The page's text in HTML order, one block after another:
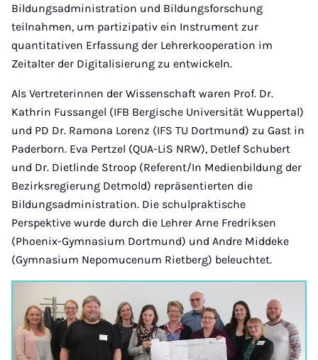
Bildungsadministration und Bildungsforschung
teilnahmen, um partizipativ ein Instrument zur
quantitativen Erfassung der Lehrerkooperation im
Zeitalter der Digitalisierung zu entwickeln.
Als Vertreterinnen der Wissenschaft waren Prof. Dr.
Kathrin Fussangel (IFB Bergische Universität Wuppertal)
und PD Dr. Ramona Lorenz (IFS TU Dortmund) zu Gast in
Paderborn. Eva Pertzel (QUA-LiS NRW), Detlef Schubert
und Dr. Dietlinde Stroop (Referent/In Medienbildung der
Bezirksregierung Detmold) repräsentierten die
Bildungsadministration. Die schulpraktische
Perspektive wurde durch die Lehrer Arne Fredriksen
(Phoenix-Gymnasium Dortmund) und Andre Middeke
(Gymnasium Nepomucenum Rietberg) beleuchtet.